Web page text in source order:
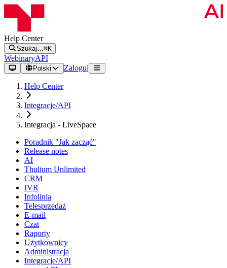
Help Center
Szukaj… ⌘K
WebinaryAPI
Polski Zaloguj
Help Center
Integracje/API
Integracja - LiveSpace
Poradnik "Jak zacząć"
Release notes
AI
Thulium Unlimited
CRM
IVR
Infolinia
Telesprzedaż
E-mail
Czat
Raporty
Użytkownicy
Administracja
Integracje/API